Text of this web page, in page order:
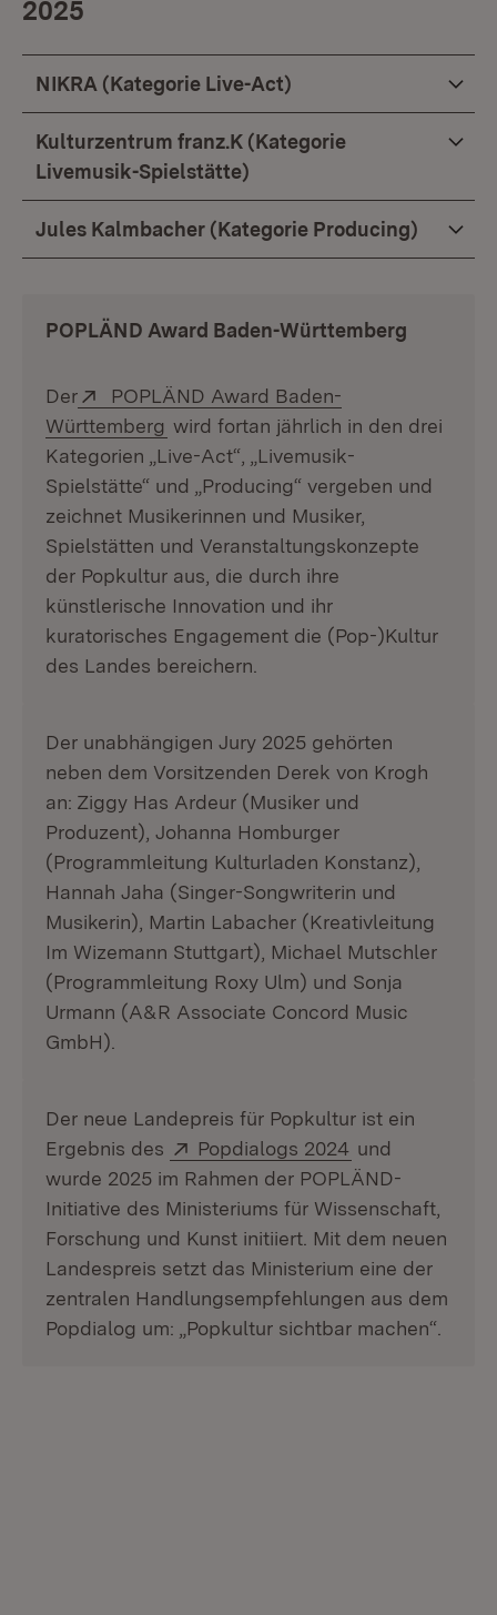
2025
NIKRA (Kategorie Live-Act)
Kulturzentrum franz.K (Kategorie
Livemusik-Spielstätte)
Jules Kalmbacher (Kategorie Producing)
POPLÄND Award Baden-Württemberg
Der Extern:
POPLÄND Award Baden-
Württemberg (Öffnet in neuem Fenster)
wird fortan jährlich in den drei
Kategorien „Live-Act“, „Livemusik-
Spielstätte“ und „Producing“ vergeben und
zeichnet Musikerinnen und Musiker,
Spielstätten und Veranstaltungskonzepte
der Popkultur aus, die durch ihre
künstlerische Innovation und ihr
kuratorisches Engagement die (Pop-)Kultur
des Landes bereichern.
Der unabhängigen Jury 2025 gehörten
neben dem Vorsitzenden Derek von Krogh
an: Ziggy Has Ardeur (Musiker und
Produzent), Johanna Homburger
(Programmleitung Kulturladen Konstanz),
Hannah Jaha (Singer-Songwriterin und
Musikerin), Martin Labacher (Kreativleitung
Im Wizemann Stuttgart), Michael Mutschler
(Programmleitung Roxy Ulm) und Sonja
Urmann (A&R Associate Concord Music
GmbH).
Der neue Landepreis für Popkultur ist ein
Ergebnis des
Extern:
Popdialogs 2024 (Öffnet in
und
wurde 2025 im Rahmen der POPLÄND-
Initiative des Ministeriums für Wissenschaft,
Forschung und Kunst initiiert. Mit dem neuen
Landespreis setzt das Ministerium eine der
zentralen Handlungsempfehlungen aus dem
Popdialog um: „Popkultur sichtbar machen“.